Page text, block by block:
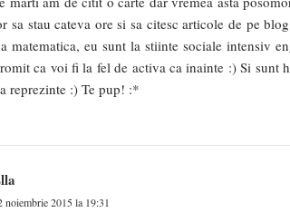
sa stau cateva ore si sa citesc articole de pe
matematica, eu sunt la stiinte sociale intensiv
ca voi fi la fel de activa ca inainte :) Si sunt
reprezinte :) Te pup! :*
noiembrie 2015 la 19:31